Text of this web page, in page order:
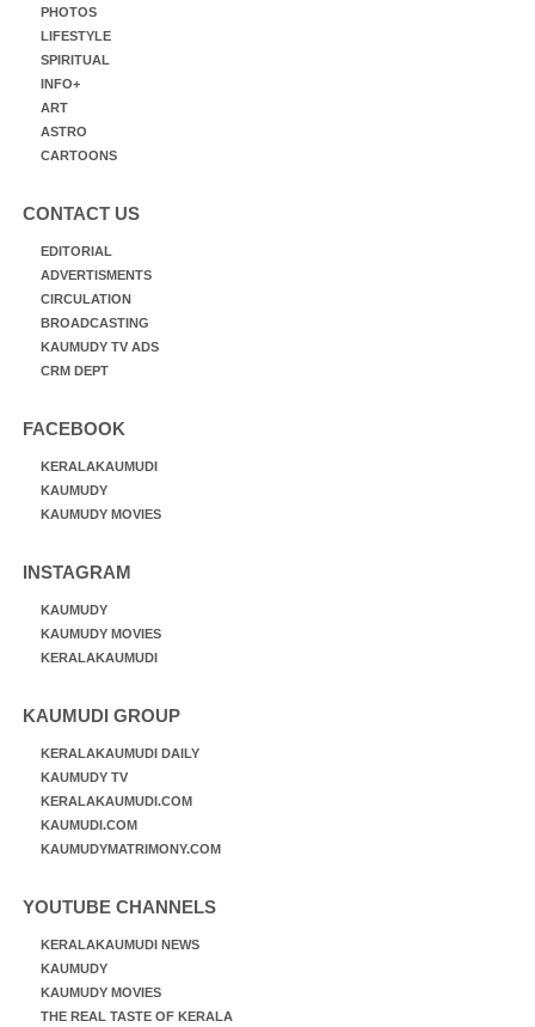
PHOTOS
LIFESTYLE
SPIRITUAL
INFO+
ART
ASTRO
CARTOONS
CONTACT US
EDITORIAL
ADVERTISMENTS
CIRCULATION
BROADCASTING
KAUMUDY TV ADS
CRM DEPT
FACEBOOK
KERALAKAUMUDI
KAUMUDY
KAUMUDY MOVIES
INSTAGRAM
KAUMUDY
KAUMUDY MOVIES
KERALAKAUMUDI
KAUMUDI GROUP
KERALAKAUMUDI DAILY
KAUMUDY TV
KERALAKAUMUDI.COM
KAUMUDI.COM
KAUMUDYMATRIMONY.COM
YOUTUBE CHANNELS
KERALAKAUMUDI NEWS
KAUMUDY
KAUMUDY MOVIES
THE REAL TASTE OF KERALA